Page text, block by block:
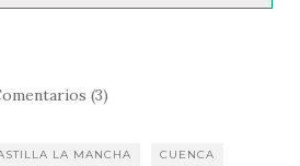
(3)
LA MANCHA CUENCA